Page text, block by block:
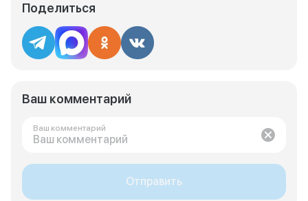
Поделиться
Ваш комментарий
Ваш комментарий
Отправить